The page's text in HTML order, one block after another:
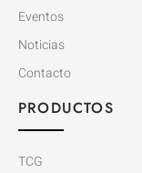
Eventos
Noticias
Contacto
PRODUCTOS
TCG